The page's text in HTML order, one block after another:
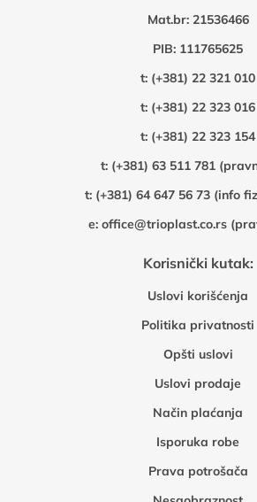
Mat.br: 21536466
PIB: 111765625
t: (+381) 22 321 010
t: (+381) 22 323 016
t: (+381) 22 323 154
t: (+381) 63 511 781
t: (+381) 64 647 56 73 (info
e: office@trioplast.co.rs
Korisnički kutak:
Uslovi korišćenja
Politika privatnosti
Opšti uslovi
Uslovi prodaje
Način plaćanja
Isporuka robe
Prava potrošača